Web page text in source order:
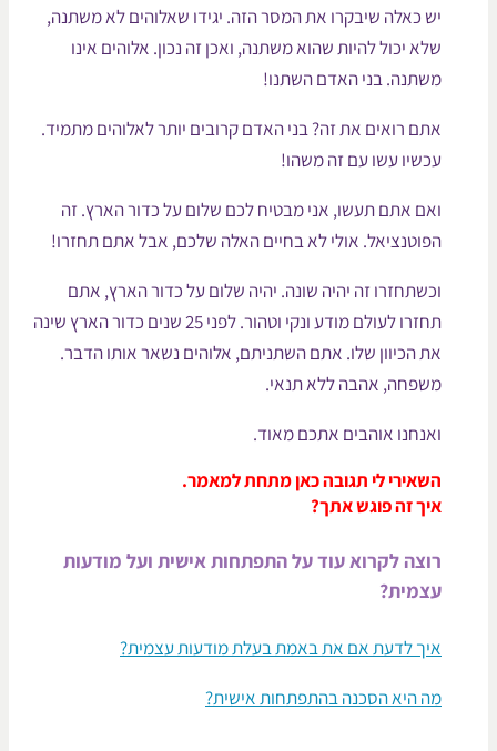
כאלה שיבקרו את המסר הזה. יגידו שאלוהים לא משתנה,
יכול להיות שהוא משתנה, ואכן זה נכון. אלוהים אינו
בני האדם השתנו!
רואים את זה? בני האדם קרובים יותר לאלוהים מתמיד.
עשו עם זה משהו!
אתם תעשו, אני מבטיח לכם שלום על כדור הארץ. זה
אולי לא בחיים האלה שלכם, אבל אתם תחזרו!
זה יהיה שונה. יהיה שלום על כדור הארץ, אתם
תחזרו לעולם מודע ונקי וטהור. לפני 25 שנים כדור הארץ שינה
הכיוון שלו. אתם השתניתם, אלוהים נשאר אותו הדבר.
אהבה ללא תנאי.
אוהבים אתכם מאוד.
לי תגובה כאן מתחת למאמר.
זה פוגש אתך?
לקרוא עוד על התפתחות אישית ועל מודעות
לדעת אם את באמת בעלת מודעות עצמית?
היא הסכנה בהתפתחות אישית?